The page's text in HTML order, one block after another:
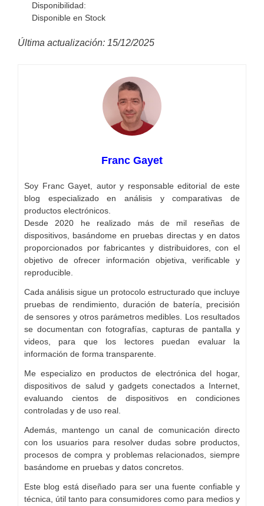
Disponibilidad:
Disponible en Stock
Última actualización: 15/12/2025
Franc Gayet
Soy Franc Gayet, autor y responsable editorial de este
blog especializado en análisis y comparativas de
productos electrónicos.
Desde 2020 he realizado más de mil reseñas de
dispositivos, basándome en pruebas directas y en datos
proporcionados por fabricantes y distribuidores, con el
objetivo de ofrecer información objetiva, verificable y
reproducible.
Cada análisis sigue un protocolo estructurado que incluye
pruebas de rendimiento, duración de batería, precisión
de sensores y otros parámetros medibles. Los resultados
se documentan con fotografías, capturas de pantalla y
videos, para que los lectores puedan evaluar la
información de forma transparente.
Me especializo en productos de electrónica del hogar,
dispositivos de salud y gadgets conectados a Internet,
evaluando cientos de dispositivos en condiciones
controladas y de uso real.
Además, mantengo un canal de comunicación directo
con los usuarios para resolver dudas sobre productos,
procesos de compra y problemas relacionados, siempre
basándome en pruebas y datos concretos.
Este blog está diseñado para ser una fuente confiable y
técnica, útil tanto para consumidores como para medios y